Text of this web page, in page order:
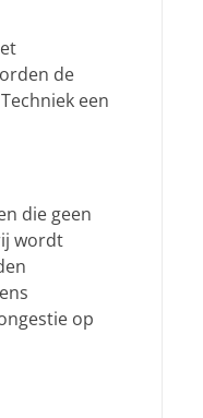
de
een
die geen
wordt
op